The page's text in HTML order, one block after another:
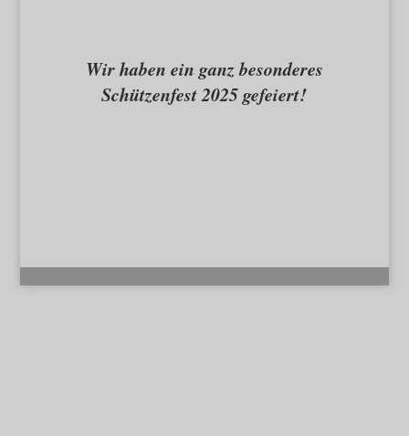
Wir haben ein ganz besonderes
Schützenfest 2025 gefeiert!